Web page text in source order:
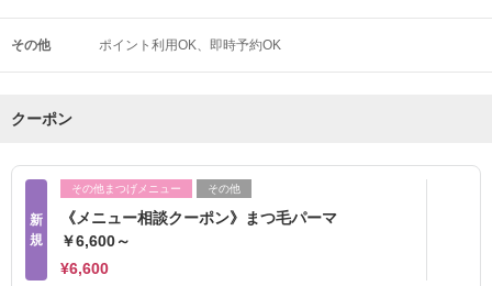
その他 ポイント利用OK 即時予約OK
クーポン
新
規
その他まつげメニュー その他
《メニュー相談クーポン》まつ毛パーマ
￥6,600～
¥6,600